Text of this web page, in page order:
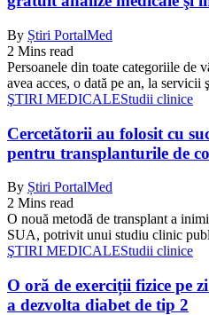
By Știri PortalMed
2 Mins read
Persoanele din toate categoriile de
avea acces, o dată pe an, la
ŞTIRI MEDICALEStudii clinice
Cercetătorii au folosit cu
pentru transplanturile de
By Știri PortalMed
2 Mins read
O nouă metodă de transplant a
SUA, potrivit unui studiu clinic
ŞTIRI MEDICALEStudii clinice
O oră de exerciții fizice pe
a dezvolta diabet de tip 2